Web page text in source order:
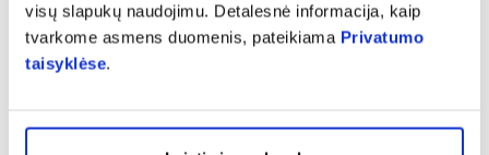
visų slapukų naudojimu. Detalesnė informacija, kaip
tvarkome asmens duomenis, pateikiama Privatumo
taisyklėse.
-40%
APPLE CINNAMON, 100 g
ACAI UOGŲ IR MIGDOLŲ,